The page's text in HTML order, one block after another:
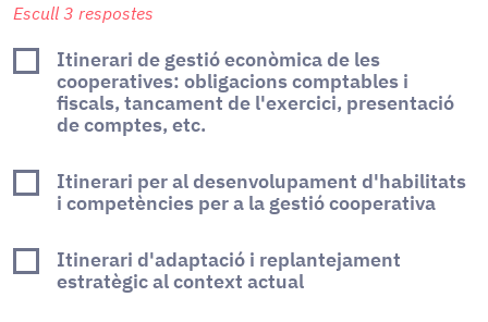
Escull 3 respostes
Itinerari de gestió econòmica de les
cooperatives: obligacions comptables i
fiscals, tancament de l'exercici, presentació
de comptes, etc.
Itinerari per al desenvolupament d'habilitats
i competències per a la gestió cooperativa
Itinerari d'adaptació i replantejament
estratègic al context actual